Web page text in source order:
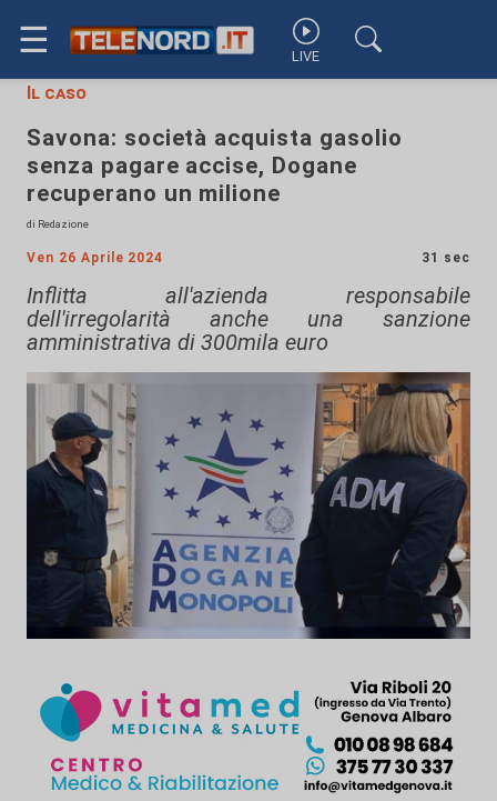
☰ LIVE
Il caso
Savona: società acquista gasolio
senza pagare accise, Dogane
recuperano un milione
di Redazione
Ven 26 Aprile 2024 31 sec
Inflitta all'azienda responsabile
dell'irregolarità anche una sanzione
amministrativa di 300mila euro